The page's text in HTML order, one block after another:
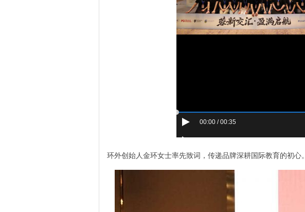
00:00 / 00:35
环外创始人金环女士率先致词，传递品牌深耕国际教育的初心。